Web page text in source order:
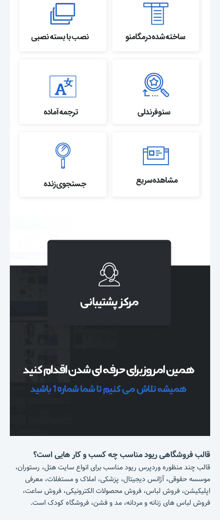
قالب فروشگاهی ریود مناسب چه کسب و کار هایی است؟
قالب چند منظوره وردپرس ریود مناسب برای انواع سایت هتل، رستوران،
موسسه حقوقی، آژانس دیجیتال، پزشکی، املاک و مستغلات، معرفی
اپلیکیشن، فروش لباس، فروش محصولات الکترونیکی، فروش ساعت،
فروش لباس های زنانه و مردانه، مد و فشن، فروشگاه کودک است.